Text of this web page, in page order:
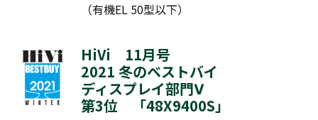
（有機EL 50型以下）
HiVi 11月号
2021 冬のベストバイ
ディスプレイ部門Ⅴ
第3位 「48X9400S」